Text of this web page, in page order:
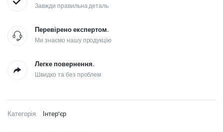
Завжди правильна деталь
Перевірено експертом.
Ми знаємо нашу продукцію
Легке повернення.
Швидко та без проблем
Категорія: Інтер'єр